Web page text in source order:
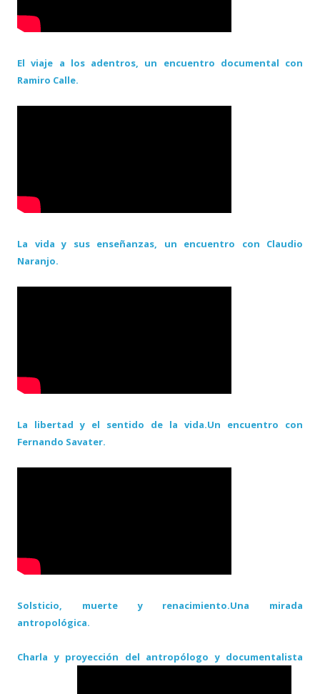
El viaje a los adentros, un encuentro documental con
Ramiro Calle.
La vida y sus enseñanzas, un encuentro con Claudio
Naranjo.
La libertad y el sentido de la vida.Un encuentro con
Fernando Savater.
Solsticio, muerte y renacimiento.Una mirada
antropológica.
Charla y proyección del antropólogo y documentalista